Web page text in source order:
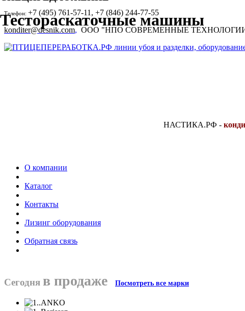
Телефон: +7 (495) 761-57-11, +7 (846) 244-77-55
konditer@desnik.com, ООО "НПО СОВРЕМЕННЫЕ
НАСТИКА.РФ -
О компании
Каталог
Контакты
Лизинг оборудования
Обратная связь
Сегодня в продаже Посмотреть все марки
Тестораскаточные машины